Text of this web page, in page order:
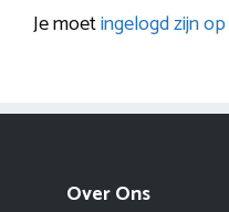
Je moetingelogd zijn op
Over Ons